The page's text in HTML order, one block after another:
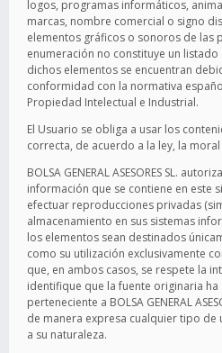
logos, programas informáticos,
marcas, nombre comercial o signo
elementos gráficos o sonoros de las
enumeración no constituye un
dichos elementos se encuentran
conformidad con la normativa
Propiedad Intelectual e Industrial.
El Usuario se obliga a usar los
correcta, de acuerdo a la ley, la
BOLSA GENERAL ASESORES SL.
información que se contiene en este
efectuar reproducciones privadas
almacenamiento en sus sistemas
los elementos sean destinados
como su utilización exclusivamente
que, en ambos casos, se respete la
identifique que la fuente originaria
perteneciente a BOLSA GENERAL
de manera expresa cualquier tipo de
a su naturaleza.